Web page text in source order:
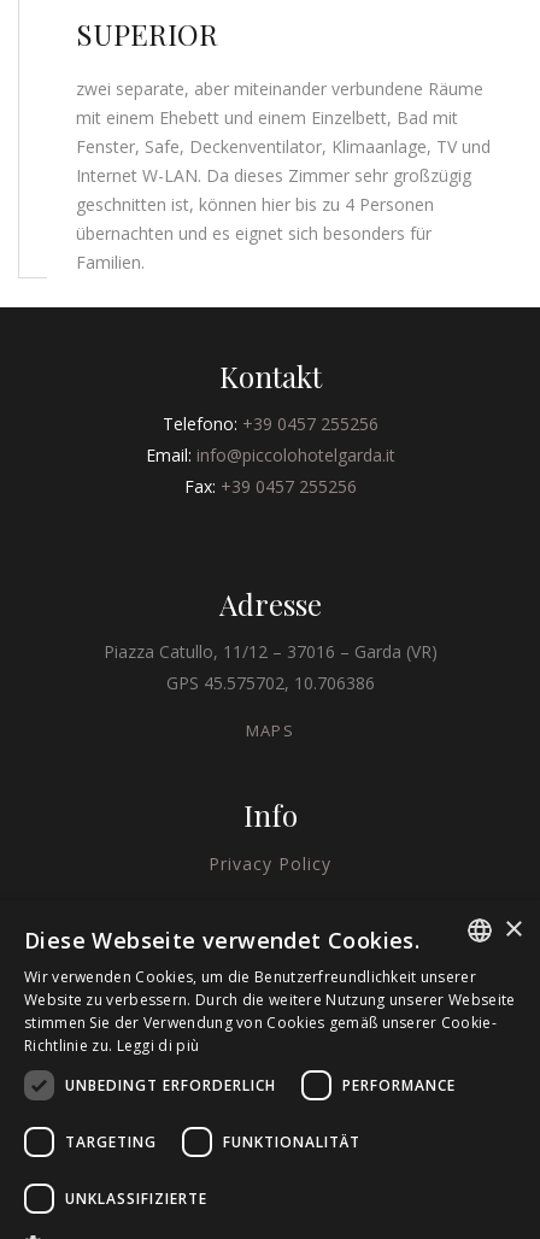
SUPERIOR
zwei separate, aber miteinander verbundene Räume
mit einem Ehebett und einem Einzelbett, Bad mit
Fenster, Safe, Deckenventilator, Klimaanlage, TV und
Internet W-LAN. Da dieses Zimmer sehr großzügig
geschnitten ist, können hier bis zu 4 Personen
übernachten und es eignet sich besonders für
Familien.
Kontakt
Telefono: +39 0457 255256
Email: info@piccolohotelgarda.it
Fax: +39 0457 255256
Adresse
Piazza Catullo, 11/12 – 37016 – Garda (VR)
GPS 45.575702, 10.706386
MAPS
Info
Privacy Policy
ITALIAN
GERMAN
×
Diese Webseite verwendet Cookies.
Wir verwenden Cookies, um die Benutzerfreundlichkeit unserer
Website zu verbessern. Durch die weitere Nutzung unserer Webseite
stimmen Sie der Verwendung von Cookies gemäß unserer Cookie-
Richtlinie zu. Leggi di più
UNBEDINGT ERFORDERLICH
PERFORMANCE
TARGETING FUNKTIONALITÄT
UNKLASSIFIZIERTE